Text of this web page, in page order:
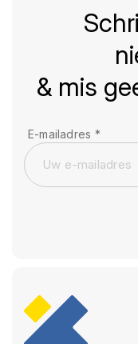
& mis
E-mailadres *